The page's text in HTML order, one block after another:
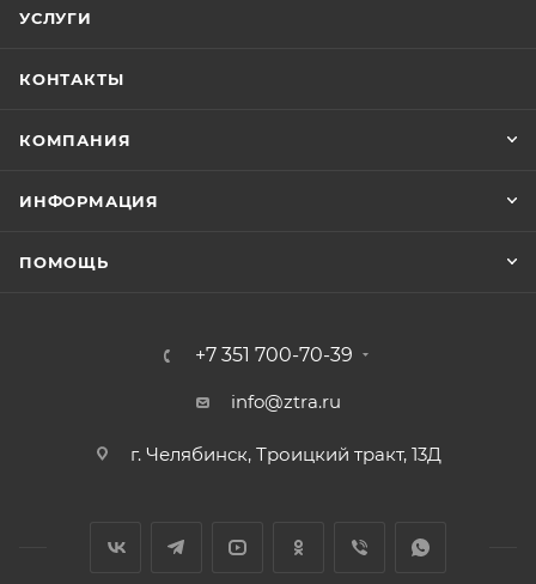
УСЛУГИ
КОНТАКТЫ
КОМПАНИЯ
ИНФОРМАЦИЯ
ПОМОЩЬ
+7 351 700-70-39
info@ztra.ru
г. Челябинск, Троицкий тракт, 13Д